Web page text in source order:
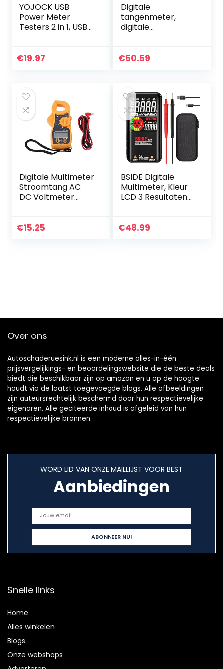
YOJOCK USB
Power Meter
Testers 2 in 1, USB
32V 0-5.1A Type C
€19.97
Digitale
tangenmeter,
digitale
draagbare
€50.59
Digitale Multimeter
Stroomtang AC
DC Voltmeter
Nijptang
€15.25
BSIDE Digitale
Multimeter, Kleur
LCD 3 Resultaten
Voltmeter,
€48.99
Over ons
Autoschaderuesink.nl is een moderne alles-in-één
prijsvergelijkings- en beoordelingswebsite die de beste deals
biedt die beschikbaar zijn op amazon en u op de hoogte
houdt via de laatst toegevoegde blogs. Alle afbeeldingen
zijn auteursrechtelijk beschermd door hun respectievelijke
eigenaren. Alle geciteerde inhoud is afgeleid van hun
respectievelijke bronnen.
WORD LID VAN ONZE MAILLIJST VOOR BEST
Aanbiedingen
Snelle links
Home
Alles winkelen
Blogs
Onze webshops